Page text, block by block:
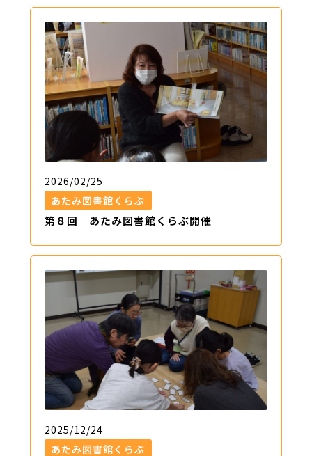
2026/02/25
あたみ図書館くらぶ
第８回 あたみ図書館くらぶ開催
2025/12/24
あたみ図書館くらぶ